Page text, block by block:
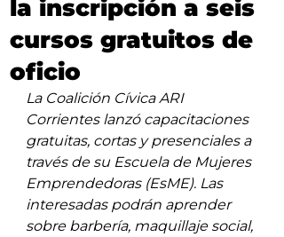
la inscripción a seis
cursos gratuitos de
oficio
La Coalición Cívica ARI
Corrientes lanzó capacitaciones
gratuitas, cortas y presenciales a
través de su Escuela de Mujeres
Emprendedoras (EsME). Las
interesadas podrán aprender
sobre barbería, maquillaje social,